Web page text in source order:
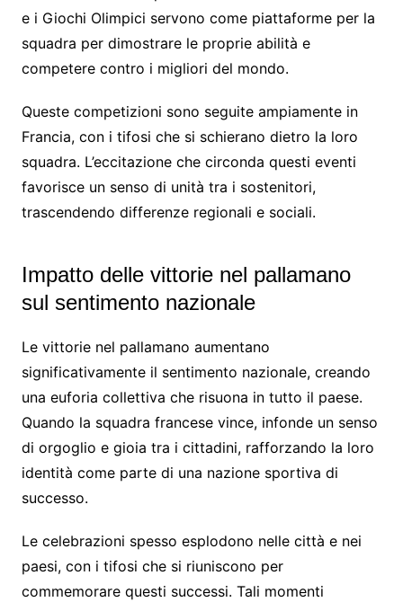
e i Giochi Olimpici servono come piattaforme per la
squadra per dimostrare le proprie abilità e
competere contro i migliori del mondo.
Queste competizioni sono seguite ampiamente in
Francia, con i tifosi che si schierano dietro la loro
squadra. L’eccitazione che circonda questi eventi
favorisce un senso di unità tra i sostenitori,
trascendendo differenze regionali e sociali.
Impatto delle vittorie nel pallamano
sul sentimento nazionale
Le vittorie nel pallamano aumentano
significativamente il sentimento nazionale, creando
una euforia collettiva che risuona in tutto il paese.
Quando la squadra francese vince, infonde un senso
di orgoglio e gioia tra i cittadini, rafforzando la loro
identità come parte di una nazione sportiva di
successo.
Le celebrazioni spesso esplodono nelle città e nei
paesi, con i tifosi che si riuniscono per
commemorare questi successi. Tali momenti